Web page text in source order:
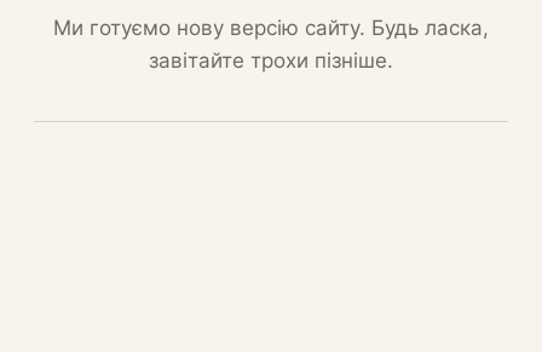
Ми готуємо нову версію сайту. Будь ласка,
завітайте трохи пізніше.